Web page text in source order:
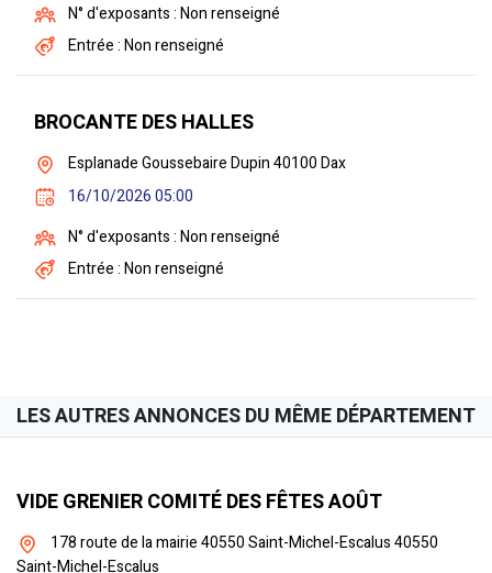
N° d'exposants : Non renseigné
Entrée : Non renseigné
BROCANTE DES HALLES
Esplanade Goussebaire Dupin 40100 Dax
16/10/2026 05:00
N° d'exposants : Non renseigné
Entrée : Non renseigné
LES AUTRES ANNONCES DU MÊME DÉPARTEMENT
VIDE GRENIER COMITÉ DES FÊTES AOÛT
178 route de la mairie 40550 Saint-Michel-Escalus 40550
Saint-Michel-Escalus